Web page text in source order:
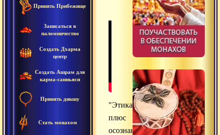
Принять Прибежище
Записаться в
паломничество
Создать Дхарма
центр
Создать Ашрам для
карма-санньяси
Принять дикшу
Стать монахом
"Этика
плюс
осознанность",